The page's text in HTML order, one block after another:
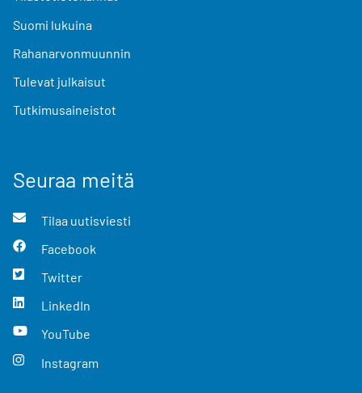
Suomi lukuina
Rahanarvonmuunnin
Tulevat julkaisut
Tutkimusaineistot
Seuraa meitä
Tilaa uutisviesti
Facebook
Twitter
LinkedIn
YouTube
Instagram